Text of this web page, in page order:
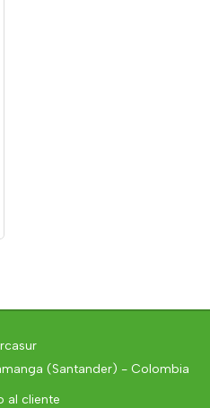
(Santander) - Colombia
al cliente